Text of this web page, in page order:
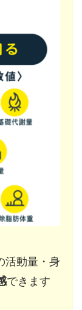
活動量・身
できます